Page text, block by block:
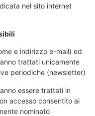
nel sito internet
e indirizzo e-mail) ed
trattati unicamente
periodiche (newsletter)
essere trattati in
accesso consentito ai
nominato